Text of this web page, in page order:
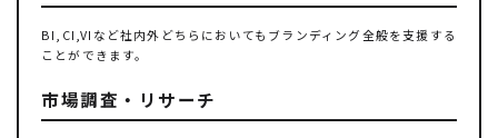
BI,CI,VIなど社内外どちらにおいてもブランディング全般を支援する
ことができます。
市場調査・リサーチ